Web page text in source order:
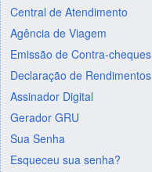
Central de Atendimento
Agência de Viagem
Emissão de Contra-cheques
Declaração de Rendimentos
Assinador Digital
Gerador GRU
Sua Senha
Esqueceu sua senha?